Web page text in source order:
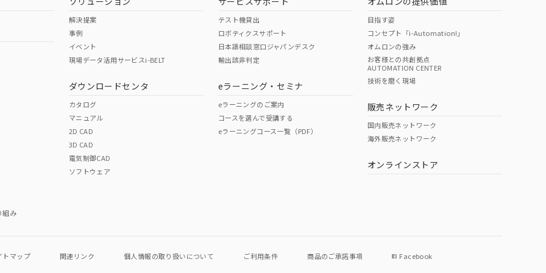
O O
等で未対応品が混在する可能性があります。
合わせください。
組み
解決提案
事例
イベント
現場データ活用サービスi-BELT
ダウンロードセンタ
カタログ
マニュアル
2D CAD
3D CAD
電気制御CAD
ソフトウェア
テスト機貸出
ロボティクスサポート
日本語相談窓口ジャパンデスク
輸出該非判定
eラーニング・セミナ
eラーニングのご案内
コースを選んで受講する
eラーニングコース一覧（PDF）
目指す姿
コンセプト「i-Automation!」
オムロンの強み
お客様との共創拠点
AUTOMATION CENTER
技術を磨く現場
販売ネットワーク
国内販売ネットワーク
海外販売ネットワーク
オンラインストア
トマップ 関連リンク 個人情報の取り扱いについて ご利用条件 商品のご承諾事項 Facebook